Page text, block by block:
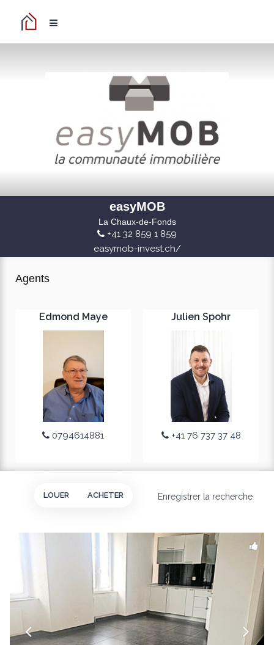
easyMOB
La Chaux-de-Fonds
+41 32 859 1 859
easymob-invest.ch/
Agents
Edmond Maye
0794614881
Julien Spohr
+41 76 737 37 48
Enregistrer la recherche
LOUER ACHETER